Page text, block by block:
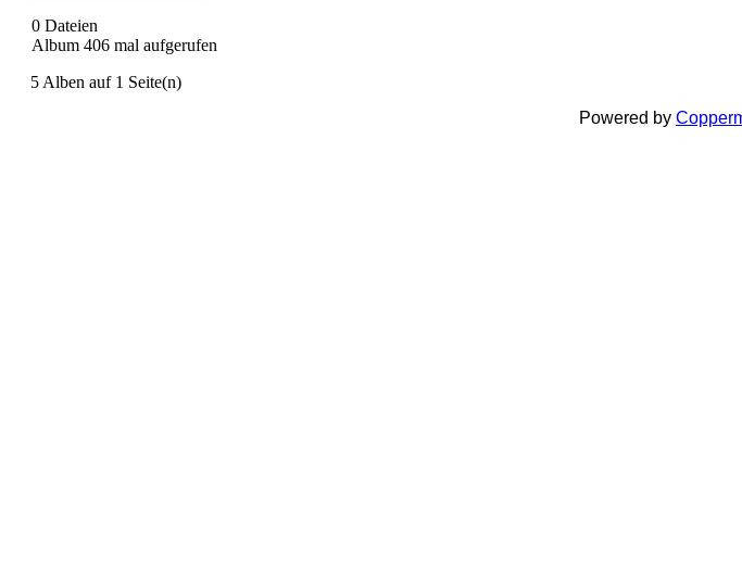
0 Dateien
Album 406 mal aufgerufen
5 Alben auf 1 Seite(n)
Powered by